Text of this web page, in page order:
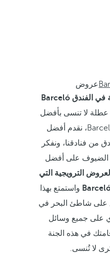
عروض
العروض المقدمة في الفندق Barceló
لا تنسى بأفضل
الأسعار. على موقع Barceló، نقدم أفضل
من فنادقنا، ونفكر
الضيوف على أفضل
العروض الترويجية التي
واستمتع بهذا
على شاطئ البحر في
على جميع وسائل
في هذه الجنة
لا تُنسى.